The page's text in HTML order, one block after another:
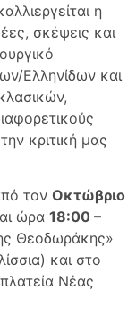
η
σκέψεις και
Ελληνίδων και
κριτική μας
τον Οκτώβριο
ώρα 18:00 –
Θεοδωράκης»
και στο
Νέας